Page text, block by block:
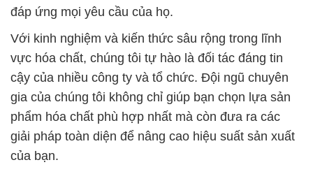
đáp ứng mọi yêu cầu của họ.
Với kinh nghiệm và kiến thức sâu rộng trong lĩnh
vực hóa chất, chúng tôi tự hào là đối tác đáng tin
cậy của nhiều công ty và tổ chức. Đội ngũ chuyên
gia của chúng tôi không chỉ giúp bạn chọn lựa sản
phẩm hóa chất phù hợp nhất mà còn đưa ra các
giải pháp toàn diện để nâng cao hiệu suất sản xuất
của bạn.